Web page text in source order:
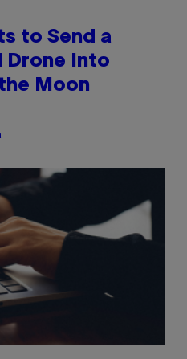
to Send a
Drone Into
Moon